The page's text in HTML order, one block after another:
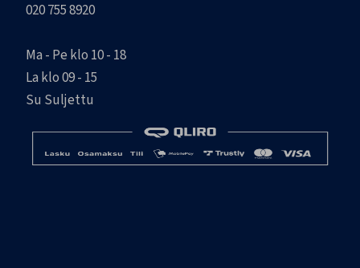
020 755 8920
Ma - Pe klo 10 - 18
La klo 09 - 15
Su Suljettu